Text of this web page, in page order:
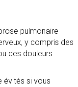
pulmonaire
y compris des
des douleurs
évités si vous